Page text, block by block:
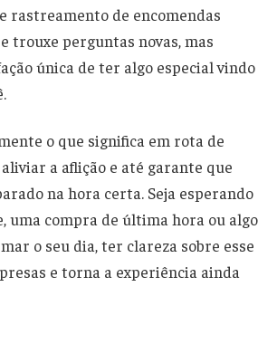
rastreamento de encomendas
trouxe perguntas novas, mas
única de ter algo especial vindo
o que significa em rota de
a aflição e até garante que
na hora certa. Seja esperando
uma compra de última hora ou algo
o seu dia, ter clareza sobre esse
e torna a experiência ainda